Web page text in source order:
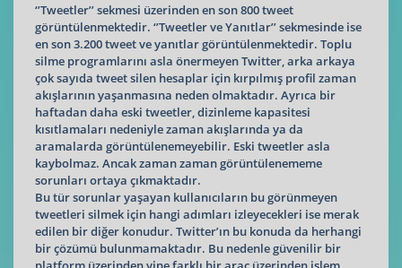
‘’Tweetler’’ sekmesi üzerinden en son 800 tweet
görüntülenmektedir. ‘’Tweetler ve Yanıtlar’’ sekmesinde ise
en son 3.200 tweet ve yanıtlar görüntülenmektedir. Toplu
silme programlarını asla önermeyen Twitter, arka arkaya
çok sayıda tweet silen hesaplar için kırpılmış profil zaman
akışlarının yaşanmasına neden olmaktadır. Ayrıca bir
haftadan daha eski tweetler, dizinleme kapasitesi
kısıtlamaları nedeniyle zaman akışlarında ya da
aramalarda görüntülenemeyebilir. Eski tweetler asla
kaybolmaz. Ancak zaman zaman görüntülenememe
sorunları ortaya çıkmaktadır.
Bu tür sorunlar yaşayan kullanıcıların bu görünmeyen
tweetleri silmek için hangi adımları izleyecekleri ise merak
edilen bir diğer konudur. Twitter’ın bu konuda da herhangi
bir çözümü bulunmamaktadır. Bu nedenle güvenilir bir